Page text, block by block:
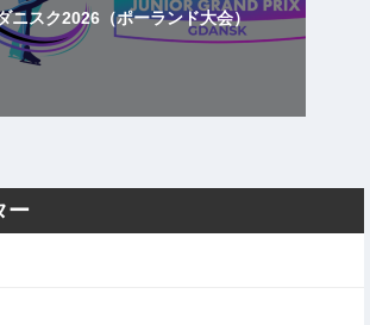
ニスク2026（ポーランド大会）
ー